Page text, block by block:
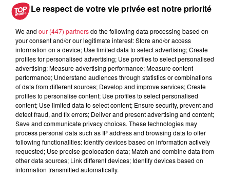
Date
au20 janvier 2019 à 0h00
Lieu ILLKIRCH salle de l'ILLIADE
Organisateur
HARTMANN Patricia
0688293230
ec.mus.hartmann@orange.fr
Le respect de votre vie privée est notre priorité
We and our (447) partnersdo the following data processing based on
your consent and/or our legitimate interest: Store and/or access
information on a device; Use limited data to select advertising; Create
profiles for personalised advertising; Use profiles to select personalised
advertising; Measure advertising performance; Measure content
performance; Understand audiences through statistics or combinations
of data from different sources; Develop and improve services; Create
profiles to personalise content; Use profiles to select personalised
content; Use limited data to select content; Ensure security, prevent and
detect fraud, and fix errors; Deliver and present advertising and content;
Save and communicate privacy choices. These technologies may
process personal data such as IP address and browsing data to offer
following functionalities: Identify devices based on information actively
requested; Use precise geolocation data; Match and combine data from
other data sources; Link different devices; Identify devices based on
information transmitted automatically.